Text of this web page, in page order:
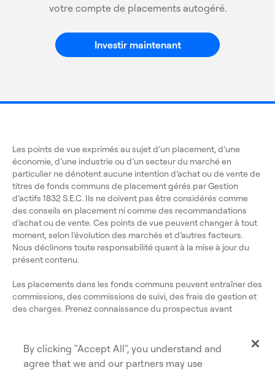
votre compte de placements autogéré.
Investir maintenant
Les points de vue exprimés au sujet d’un placement, d’une
économie, d’une industrie ou d’un secteur du marché en
particulier ne dénotent aucune intention d’achat ou de vente de
titres de fonds communs de placement gérés par Gestion
d’actifs 1832 S.E.C. Ils ne doivent pas être considérés comme
des conseils en placement ni comme des recommandations
d’achat ou de vente. Ces points de vue peuvent changer à tout
moment, selon l’évolution des marchés et d’autres facteurs.
Nous déclinons toute responsabilité quant à la mise à jour du
présent contenu.
Les placements dans les fonds communs peuvent entraîner des
commissions, des commissions de suivi, des frais de gestion et
des charges. Prenez connaissance du prospectus avant
susceptible de ne pas se répéter.
By clicking "Accept All", you understand and
agree that we and our partners may use